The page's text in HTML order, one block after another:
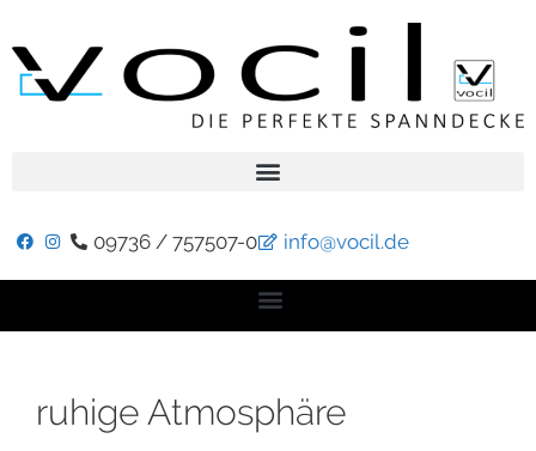
09736 / 757507-0 info@vocil.de
ruhige Atmosphäre